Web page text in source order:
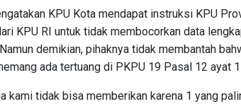
KPU Kota mendapat instruksi KPU
KPU RI untuk tidak membocorkan data
demikian, pihaknya tidak membantah
ada tertuang di PKPU 19 Pasal 12 ayat
kami tidak bisa memberikan karena 1 yang